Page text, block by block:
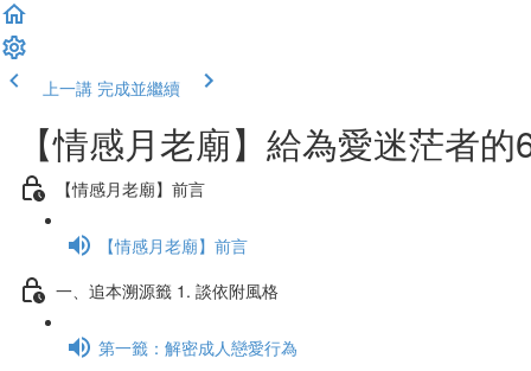
上一講 完成並繼續
【情感月老廟】給為愛迷茫者的
【情感月老廟】前言
【情感月老廟】前言
一、追本溯源籤 1. 談依附風格
第一籤：解密成人戀愛行為